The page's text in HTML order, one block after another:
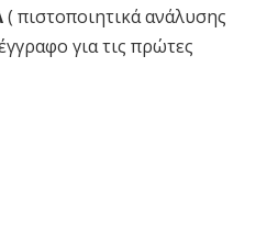
( πιστοποιητικά ανάλυσης
για τις πρώτες